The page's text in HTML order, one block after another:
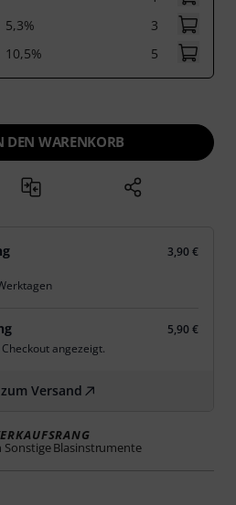
5,3%
3
10,5% 5
DEN WARENKORB
3,90 €
5,90 €
angezeigt.
Versand
Sonstige Blasinstrumente